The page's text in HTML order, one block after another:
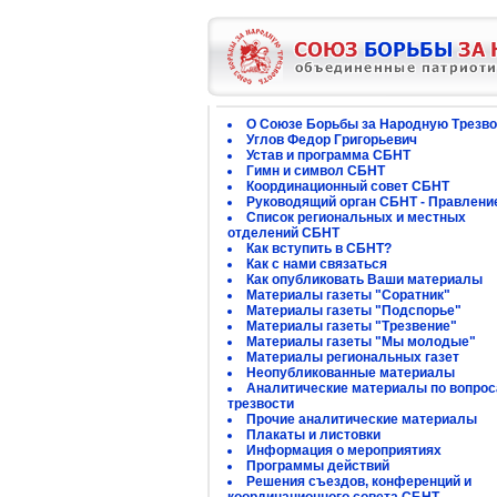
О Союзе Борьбы за Народную
Углов Федор Григорьевич
Устав и программа СБНТ
Гимн и символ СБНТ
Координационный совет СБНТ
Руководящий орган СБНТ -
Список региональных и местных
отделений СБНТ
Как вступить в СБНТ?
Как с нами связаться
Как опубликовать Ваши материалы
Материалы газеты "Соратник"
Материалы газеты "Подспорье"
Материалы газеты "Трезвение"
Материалы газеты "Мы молодые"
Материалы региональных газет
Неопубликованные материалы
Аналитические материалы по
трезвости
Прочие аналитические материалы
Плакаты и листовки
Информация о мероприятиях
Программы действий
Решения съездов, конференций и